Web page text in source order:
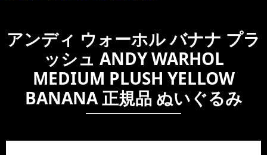
アンディ ウォーホル バナナ プラ
ッシュ ANDY WARHOL
MEDIUM PLUSH YELLOW
BANANA 正規品 ぬいぐるみ